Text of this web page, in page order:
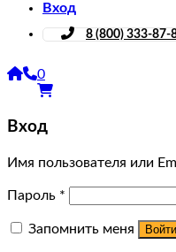
Вход
8 (800) 333-87-
0
Вход
Имя пользователя или
Пароль *
Запомнить меня Войти